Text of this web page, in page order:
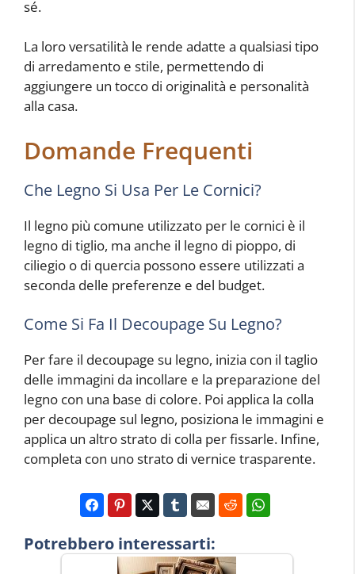
sé.
La loro versatilità le rende adatte a qualsiasi tipo
di arredamento e stile, permettendo di
aggiungere un tocco di originalità e personalità
alla casa.
Domande Frequenti
Che Legno Si Usa Per Le Cornici?
Il legno più comune utilizzato per le cornici è il
legno di tiglio, ma anche il legno di pioppo, di
ciliegio o di quercia possono essere utilizzati a
seconda delle preferenze e del budget.
Come Si Fa Il Decoupage Su Legno?
Per fare il decoupage su legno, inizia con il taglio
delle immagini da incollare e la preparazione del
legno con una base di colore. Poi applica la colla
per decoupage sul legno, posiziona le immagini e
applica un altro strato di colla per fissarle. Infine,
completa con uno strato di vernice trasparente.
Potrebbero interessarti: